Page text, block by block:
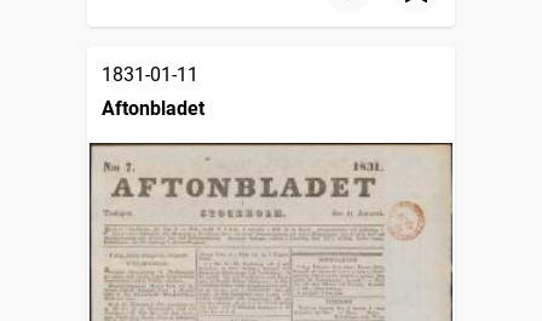
1831-01-11
Aftonbladet